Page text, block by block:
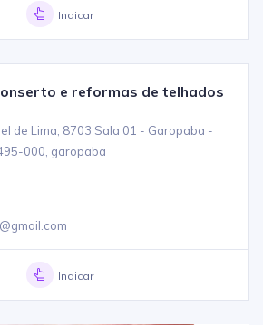
Indicar
e reformas de telhados
de Lima, 8703 Sala 01 - Garopaba -
000, garopaba
Indicar